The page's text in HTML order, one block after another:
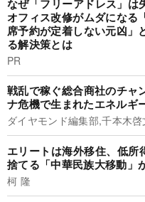
なぜ「フリーアドレス」は
オフィス改修がムダになる
席予約が定着しない元凶」
る解決策とは
PR
戦乱で稼ぐ総合商社のチャ
ナ危機で生まれたエネルギ
ダイヤモンド編集部,千本木啓
エリートは海外移住、低所
捨てる「中華民族大移動」
柯 隆